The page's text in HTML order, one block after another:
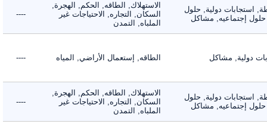
استجابات دولية, حلول
إجتماعيه, مشاكل
الاستهلاك, الطاقه, الحكم, الهجرة,
السكان, التجاره, الاحتياجات غير
الملباه, التمدن
----
دولية, مشاكل الطاقه, إستعمال الأراضي, المياه ----
استجابات دولية, حلول
إجتماعيه, مشاكل
الاستهلاك, الطاقه, الحكم, الهجرة,
السكان, التجاره, الاحتياجات غير
الملباه, التمدن
----